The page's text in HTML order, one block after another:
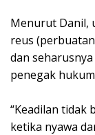
Menurut Danil,
reus
dan
penegak
“Keadilan tidak
ketika nyawa